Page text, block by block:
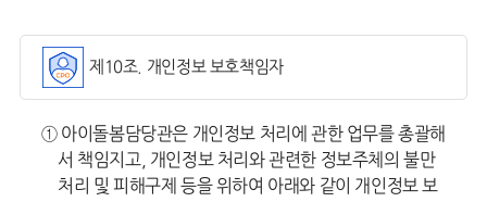
제10조. 개인정보 보호책임자
① 아이돌봄담당관은 개인정보 처리에 관한 업무를 총괄해
서 책임지고, 개인정보 처리와 관련한 정보주체의 불만
처리 및 피해구제 등을 위하여 아래와 같이 개인정보 보